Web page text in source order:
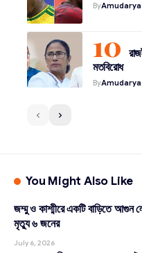
By
মতবিরোধ
By
You Might Also Like
জম্মু ও কাশ্মীরে একটি বাড়িতে আগুন
মৃত্যু ৬ জনের
July 6, 2026